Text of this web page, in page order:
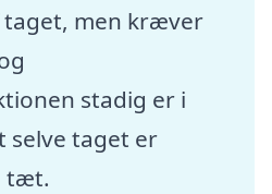
taget, men kræver
stadig er i
selve taget er
tæt.